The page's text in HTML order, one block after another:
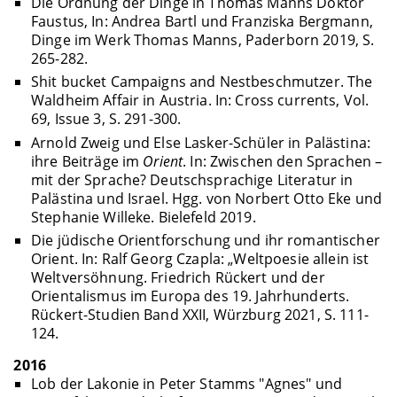
Faustus, In: Andrea Bartl und Franziska Bergmann,
Dinge im Werk Thomas Manns, Paderborn 2019, S.
265-282.
Shit bucket Campaigns and Nestbeschmutzer. The
Waldheim Affair in Austria. In: Cross currents, Vol.
69, Issue 3, S. 291-300.
Arnold Zweig und Else Lasker-Schüler in Palästina:
ihre Beiträge im Orient. In: Zwischen den Sprachen –
mit der Sprache? Deutschsprachige Literatur in
Palästina und Israel. Hgg. von Norbert Otto Eke und
Stephanie Willeke. Bielefeld 2019.
Die jüdische Orientforschung und ihr romantischer
Orient. In: Ralf Georg Czapla: „Weltpoesie allein ist
Weltversöhnung. Friedrich Rückert und der
Orientalismus im Europa des 19. Jahrhunderts.
Rückert-Studien Band XXII, Würzburg 2021, S. 111-
124.
2016
Lob der Lakonie in Peter Stamms "Agnes" und